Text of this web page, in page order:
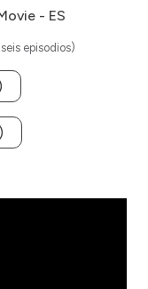
- ES
episodios)